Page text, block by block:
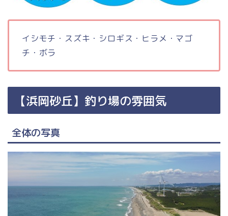
イシモチ・スズキ・シロギス・ヒラメ・マゴ
チ・ボラ
【浜岡砂丘】釣り場の雰囲気
全体の写真